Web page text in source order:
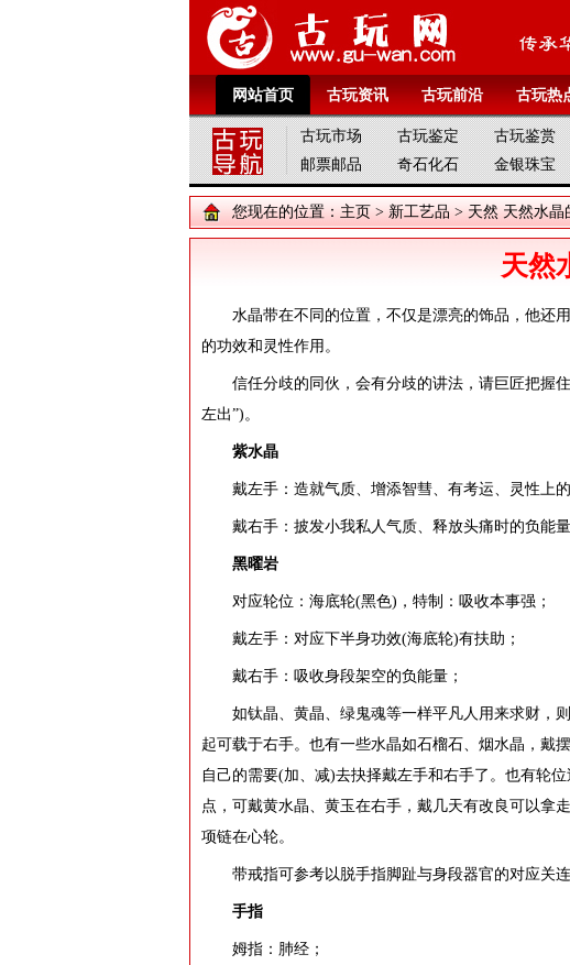
网站首页 古玩资讯 古玩前沿 古玩热
古玩市场 古玩鉴定 古玩鉴赏
邮票邮品
奇石化石 金银珠宝
您现在的位置： 主页 > 新工艺品 > 天然 天然水晶
天然
水晶带在不同的位置，不仅是漂亮的饰品，他还
的功效和灵性作用。
信任分歧的同伙，会有分歧的讲法，请巨匠把握
左出”)。
紫水晶
戴左手：造就气质、增添智彗、有考运、灵性上的
戴右手：披发小我私人气质、释放头痛时的负能量
黑曜岩
对应轮位：海底轮(黑色)，特制：吸收本事强；
戴左手：对应下半身功效(海底轮)有扶助；
戴右手：吸收身段架空的负能量；
如钛晶、黄晶、绿鬼魂等一样平凡人用来求财，
起可载于右手。也有一些水晶如石榴石、烟水晶，戴
自己的需要(加、减)去抉择戴左手和右手了。也有轮
点，可戴黄水晶、黄玉在右手，戴几天有改良可以拿
项链在心轮。
带戒指可参考以脱手指脚趾与身段器官的对应关连
手指
姆指：肺经；